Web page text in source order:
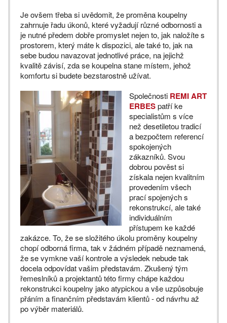
Je ovšem třeba si uvědomit, že proměna koupelny
zahrnuje řadu úkonů, které vyžadují různé odbornosti a
je nutné předem dobře promyslet nejen to, jak naložíte s
prostorem, který máte k dispozici, ale také to, jak na
sebe budou navazovat jednotlivé práce, na jejichž
kvalitě závisí, zda se koupelna stane místem, jehož
komfortu si budete bezstarostně užívat.
Společnosti REMI ART
ERBESpatří ke
specialistům s více
než desetiletou tradicí
a bezpočtem referencí
spokojených
zákazníků. Svou
dobrou pověst si
získala nejen kvalitním
provedením všech
prací spojených s
rekonstrukcí, ale také
individuálním
přístupem ke každé
zakázce. To, že se složitého úkolu proměny koupelny
chopí odborná firma, tak v žádném případě neznamená,
že se vymkne vaší kontrole a výsledek nebude tak
docela odpovídat vašim představám. Zkušený tým
řemeslníků a projektantů této firmy chápe každou
rekonstrukci koupelny jako atypickou a vše uzpůsobuje
přáním a finančním představám klientů - od návrhu až
po výběr materiálů.